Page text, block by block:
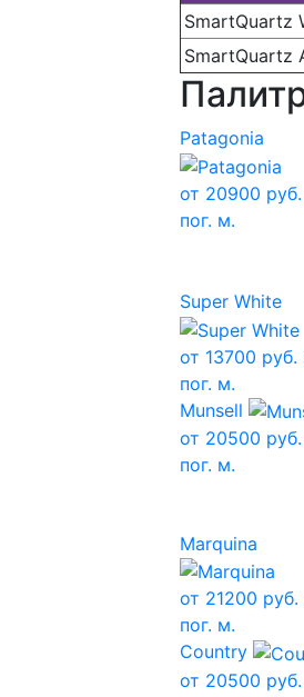
SmartQuartz
SmartQuartz
Patagonia
от 20900
пог. м.
Super White
от 13700 руб.
пог. м.
Munsell
от 20500
пог. м.
Marquina
от 21200 руб.
пог. м.
Country
от 20500